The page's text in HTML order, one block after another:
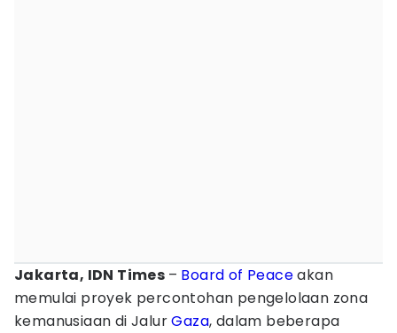
Jakarta, IDN Times – Board of Peaceakan
memulai proyek percontohan pengelolaan zona
kemanusiaan di JalurGaza, dalam beberapa